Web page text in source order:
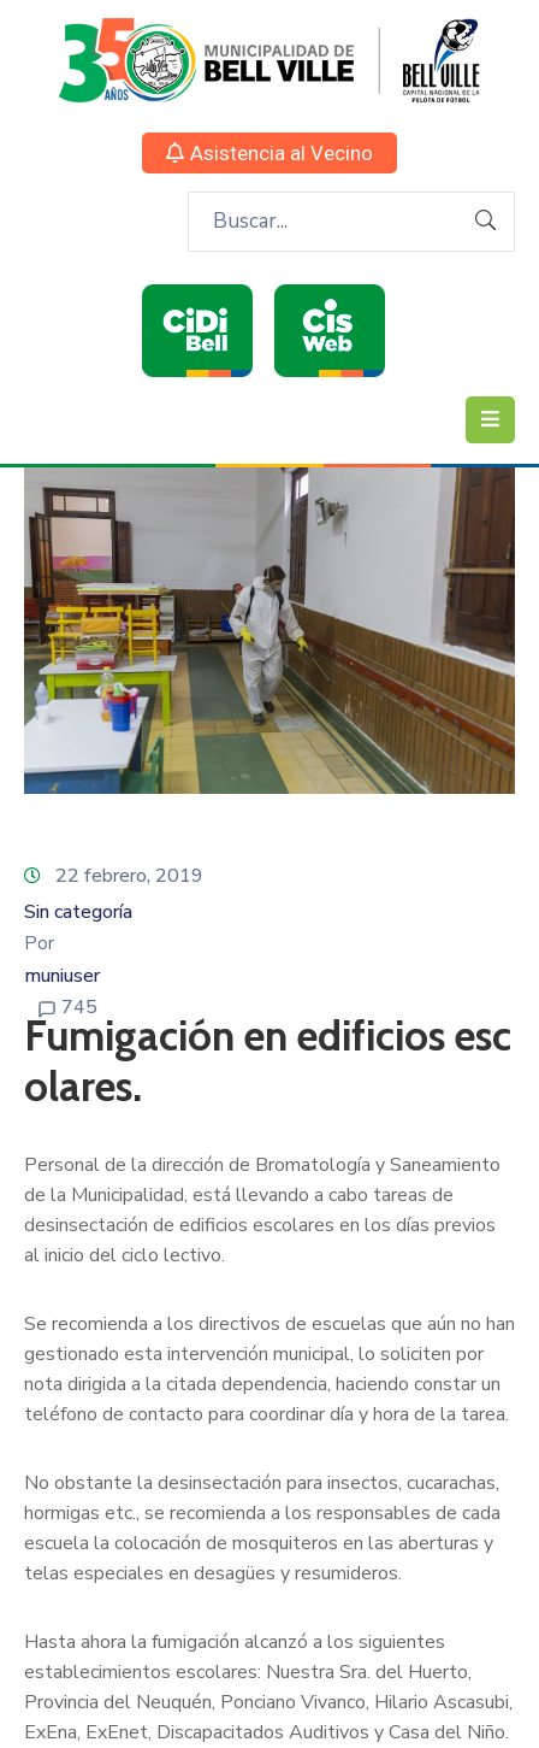
Asistencia al Vecino
22 febrero, 2019
Sin categoría
Por
muniuser
745
Fumigación en edificios esc
olares.
Personal de la dirección de Bromatología y Saneamiento
de la Municipalidad, está llevando a cabo tareas de
desinsectación de edificios escolares en los días previos
al inicio del ciclo lectivo.
Se recomienda a los directivos de escuelas que aún no han
gestionado esta intervención municipal, lo soliciten por
nota dirigida a la citada dependencia, haciendo constar un
teléfono de contacto para coordinar día y hora de la tarea.
No obstante la desinsectación para insectos, cucarachas,
hormigas etc., se recomienda a los responsables de cada
escuela la colocación de mosquiteros en las aberturas y
telas especiales en desagües y resumideros.
Hasta ahora la fumigación alcanzó a los siguientes
establecimientos escolares: Nuestra Sra. del Huerto,
Provincia del Neuquén, Ponciano Vivanco, Hilario Ascasubi,
ExEna, ExEnet, Discapacitados Auditivos y Casa del Niño.